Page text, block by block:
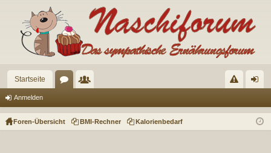
Startseite
en lie el m
Anmelden
Foren-Übersicht BMI-Rechner Kalorienbedarf